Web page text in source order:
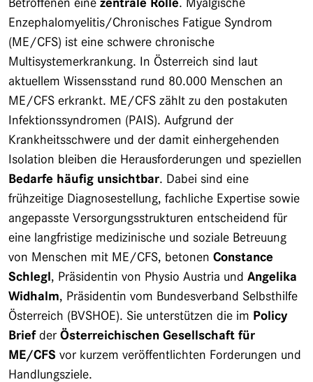
Enzephalomyelitis/Chronisches Fatigue Syndrom
(ME/CFS) ist eine schwere chronische
Multisystemerkrankung. In Österreich sind laut
aktuellem Wissensstand rund 80.000 Menschen an
ME/CFS erkrankt. ME/CFS zählt zu den postakuten
Infektionssyndromen (PAIS). Aufgrund der
Krankheitsschwere und der damit einhergehenden
Isolation bleiben die Herausforderungen und speziellen
Bedarfe häufig unsichtbar. Dabei sind eine
frühzeitige Diagnosestellung, fachliche Expertise sowie
angepasste Versorgungsstrukturen entscheidend für
eine langfristige medizinische und soziale Betreuung
von Menschen mit ME/CFS, betonen Constance
Schlegl, Präsidentin von Physio Austria und Angelika
Widhalm, Präsidentin vom Bundesverband Selbsthilfe
Österreich (BVSHOE). Sie unterstützen die im Policy
Briefder Österreichischen Gesellschaft für
ME/CFS vor kurzem veröffentlichten Forderungen und
Handlungsziele.